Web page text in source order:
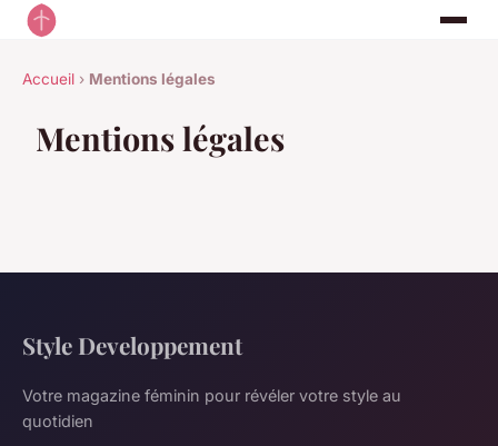
Accueil › Mentions légales
Mentions légales
Style Developpement
Votre magazine féminin pour révéler votre style au
quotidien